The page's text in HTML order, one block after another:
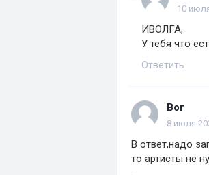
10
ИВОЛГА,
У тебя что
Ответить
Вог
8 июля
В ответ,надо
то артисты не